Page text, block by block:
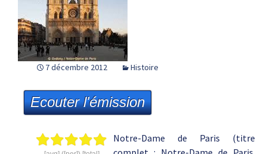
7 décembre 2012 Histoire
Ecouter l'émission
Notre-Dame de Paris (titre